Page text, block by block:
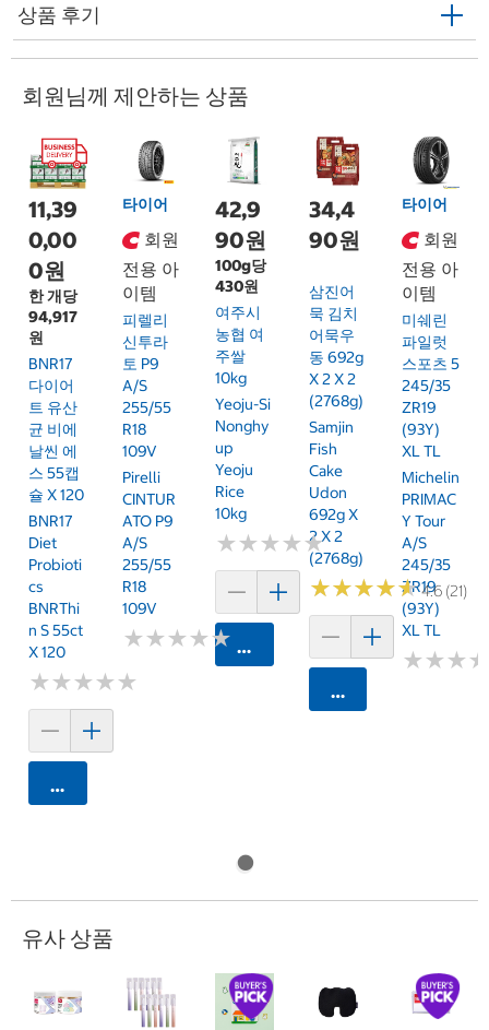
상품 후기
회원님께 제안하는 상품
11,39
0,00
0원
한 개당
94,917
원
BNR17
다이어
트 유산
균 비에
날씬 에
스 55캡
슐 X 120
BNR17
Diet
Probioti
Cs
BNRThi
N S 55ct
X 120
★★★★★
★★★★★
카트에 담기
타이어
회원
전용 아
이템
피렐리
신투라
토 P9
A/S
255/55
R18
109V
Pirelli
CINTUR
ATO P9
A/S
255/55
R18
109V
★★★★★
★★★★★
42,9
90원
100g당
430원
여주시
농협 여
주쌀
10kg
Yeoju-Si
Nonghy
Up
Yeoju
Rice
10kg
★★★★★
★★★★★
카트에 담기
34,4
90원
삼진어
묵 김치
어묵우
동 692g
X 2 X 2
(2768g)
Samjin
Fish
Cake
Udon
692g X
2 X 2
(2768g)
★★★★★
★★★★★4.6 (21)
카트에 담기
타이어
회원
전용 아
이템
미쉐린
파일럿
스포츠 5
245/35
ZR19
(93Y)
XL TL
Michelin
PRIMAC
Y Tour
A/S
245/35
ZR19
(93Y)
XL TL
★★★
★★★
유사 상품